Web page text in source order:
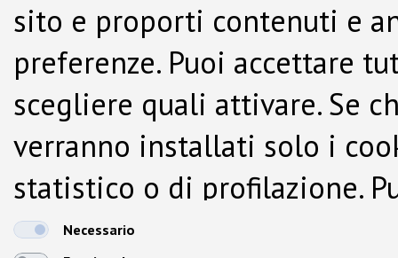
sito e proporti contenuti e
preferenze. Puoi accettare
scegliere quali attivare. Se
verranno installati solo i
statistico o di profilazione.
dalla Cookie Policy.
Necessario